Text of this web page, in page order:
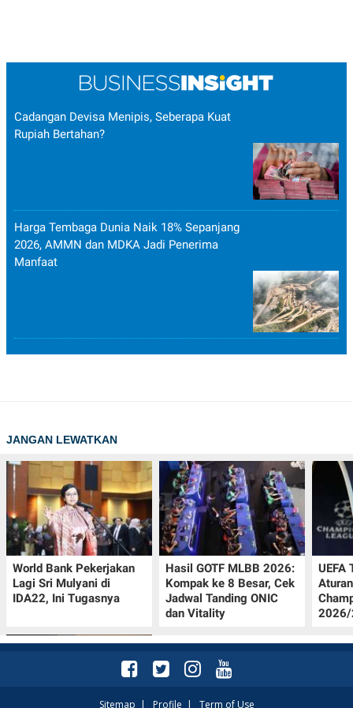
Cadangan Devisa Menipis, Seberapa Kuat
Rupiah Bertahan?
Harga Tembaga Dunia Naik 18% Sepanjang
2026, AMMN dan MDKA Jadi Penerima
Manfaat
JANGAN LEWATKAN
World Bank Pekerjakan
Lagi Sri Mulyani di
IDA22, Ini Tugasnya
Hasil GOTF MLBB 2026:
Kompak ke 8 Besar, Cek
Jadwal Tanding ONIC
dan Vitality
UEFA
2026/
Sitemap | Profile | Term of Use